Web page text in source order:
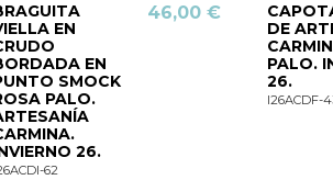
EN
EN
SMOCK
PALO.
26.
62
46,00 €
DE
PALO.
26.
I26ACDF-